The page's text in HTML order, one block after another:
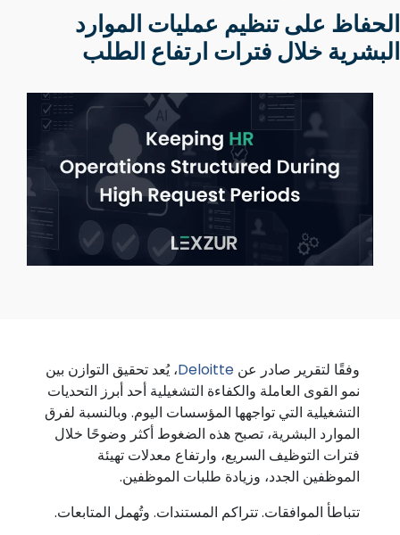
الحفاظ على تنظيم عمليات الموارد
البشرية خلال فترات ارتفاع الطلب
وفقًا لتقرير صادر عن Deloitte، يُعد تحقيق التوازن بين
نمو القوى العاملة والكفاءة التشغيلية أحد أبرز التحديات
التشغيلية التي تواجهها المؤسسات اليوم. وبالنسبة لفرق
الموارد البشرية، تصبح هذه الضغوط أكثر وضوحًا خلال
فترات التوظيف السريع، وارتفاع معدلات تهيئة
الموظفين الجدد، وزيادة طلبات الموظفين.
تتباطأ الموافقات. تتراكم المستندات. وتُهمل المتابعات.